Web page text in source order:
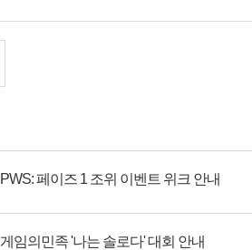
PWS: 페이즈 1 조위 이벤트 위크 안내
게임의민족 '나는 솔로다' 대회 안내